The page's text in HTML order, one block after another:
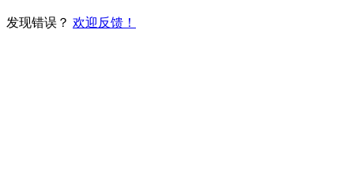
发现错误？ 欢迎反馈！